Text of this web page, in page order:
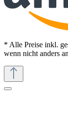
* Alle Preise inkl.
wenn nicht anders